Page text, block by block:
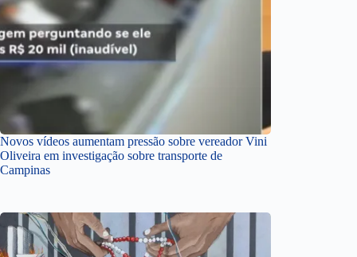
Novos vídeos aumentam pressão sobre vereador Vini
Oliveira em investigação sobre transporte de
Campinas